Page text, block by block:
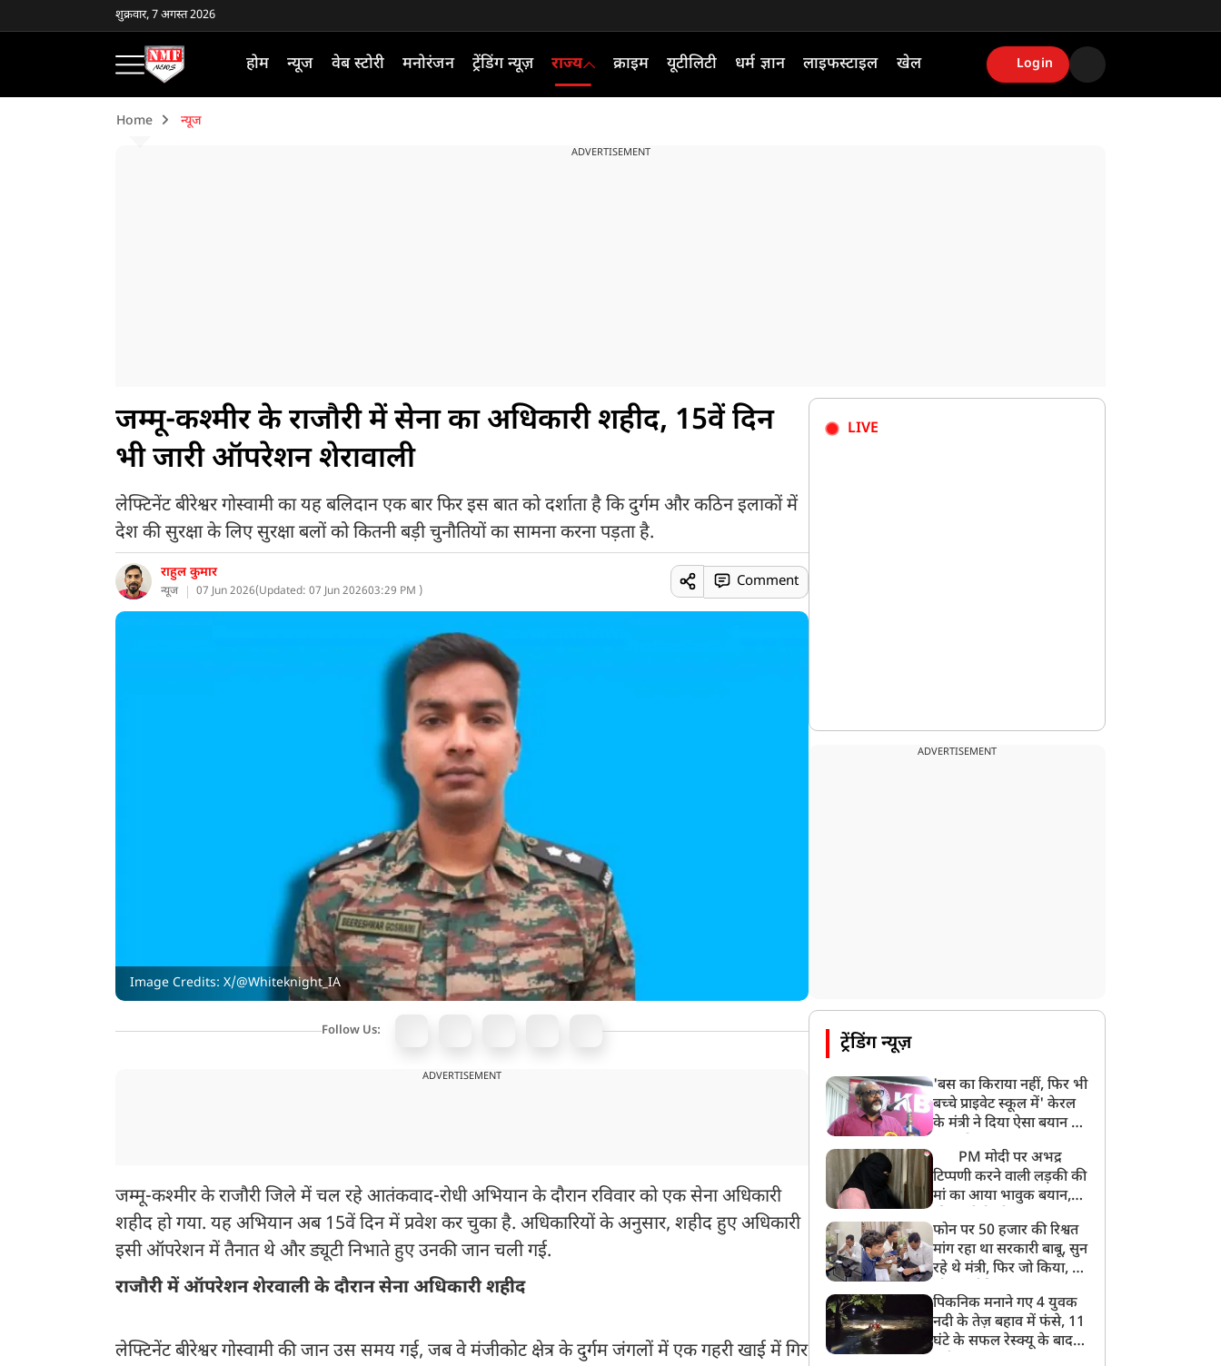
शुक्रवार, 7 अगस्त 2026
होम न्यूज वेब स्टोरी मनोरंजन ट्रेंडिंग न्यूज़ राज्य क्राइम यूटीलिटी धर्म ज्ञान लाइफस्टाइल खेल Login
Home न्यूज
ADVERTISEMENT
जम्मू-कश्मीर के राजौरी में सेना का अधिकारी शहीद, 15वें दिन
भी जारी ऑपरेशन शेरावाली
लेफ्टिनेंट बीरेश्वर गोस्वामी का यह बलिदान एक बार फिर इस बात को दर्शाता है कि दुर्गम और कठिन इलाकों में
देश की सुरक्षा के लिए सुरक्षा बलों को कितनी बड़ी चुनौतियों का सामना करना पड़ता है.
राहुल कुमार
न्यूज 07 Jun 2026(Updated: 07 Jun 202603:29 PM )
Comment
Image Credits: X/@Whiteknight_IA
Follow Us:
ADVERTISEMENT
जम्मू-कश्मीर के राजौरी जिले में चल रहे आतंकवाद-रोधी अभियान के दौरान रविवार को एक सेना अधिकारी
शहीद हो गया. यह अभियान अब 15वें दिन में प्रवेश कर चुका है. अधिकारियों के अनुसार, शहीद हुए अधिकारी
इसी ऑपरेशन में तैनात थे और ड्यूटी निभाते हुए उनकी जान चली गई.
राजौरी में ऑपरेशन शेरवाली के दौरान सेना अधिकारी शहीद
लेफ्टिनेंट बीरेश्वर गोस्वामी की जान उस समय गई, जब वे मंजीकोट क्षेत्र के दुर्गम जंगलों में एक गहरी खाई में गिर
LIVE
ADVERTISEMENT
ट्रेंडिंग न्यूज़
'बस का किराया नहीं, फिर भी
बच्चे प्राइवेट स्कूल में' केरल
के मंत्री ने दिया ऐसा बयान की
PM मोदी पर अभद्र
टिप्पणी करने वाली लड़की की
मां का आया भावुक बयान,
बेटी को गोद लें प्रधानमंत्री
फोन पर 50 हजार की रिश्वत
मांग रहा था सरकारी बाबू, सुन
रहे थे मंत्री, फिर जो किया, वो
पिकनिक मनाने गए 4 युवक
नदी के तेज़ बहाव में फंसे, 11
घंटे के सफल रेस्क्यू के बाद